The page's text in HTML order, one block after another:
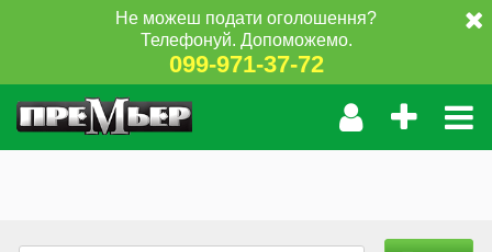
Не можеш подати оголошення?
Телефонуй. Допоможемо.
099-971-37-72